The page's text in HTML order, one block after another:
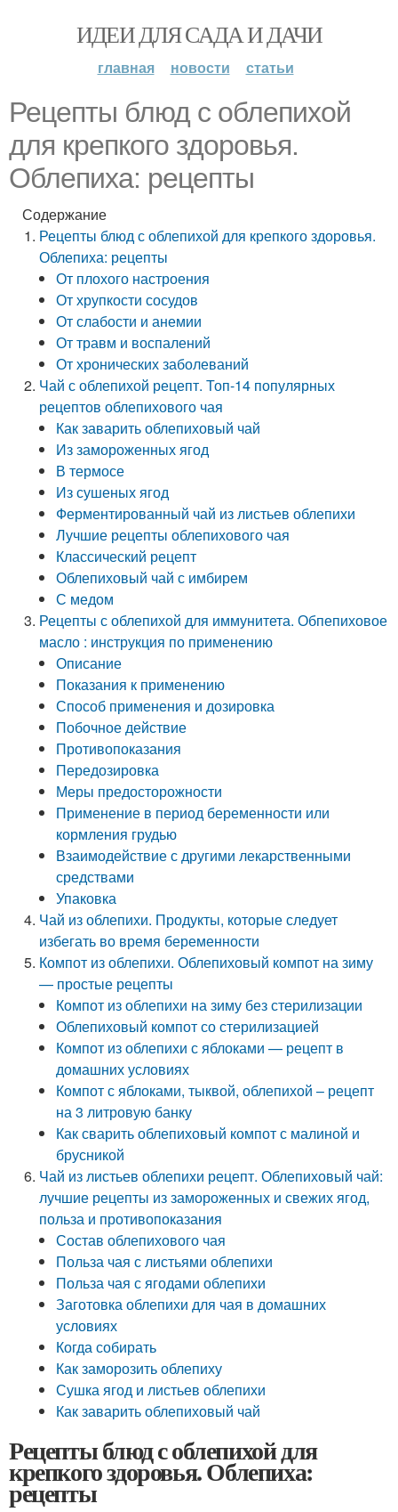
ИДЕИ ДЛЯ САДА И ДАЧИ
главная новости статьи
Рецепты блюд с облепихой
для крепкого здоровья.
Облепиха: рецепты
Содержание
Рецепты блюд с облепихой для крепкого здоровья.
Облепиха: рецепты
От плохого настроения
От хрупкости сосудов
От слабости и анемии
От травм и воспалений
От хронических заболеваний
Чай с облепихой рецепт. Топ-14 популярных
рецептов облепихового чая
Как заварить облепиховый чай
Из замороженных ягод
В термосе
Из сушеных ягод
Ферментированный чай из листьев облепихи
Лучшие рецепты облепихового чая
Классический рецепт
Облепиховый чай с имбирем
С медом
Рецепты с облепихой для иммунитета. Обпепиховое
масло : инструкция по применению
Описание
Показания к применению
Способ применения и дозировка
Побочное действие
Противопоказания
Передозировка
Меры предосторожности
Применение в период беременности или
кормления грудью
Взаимодействие с другими лекарственными
средствами
Упаковка
Чай из облепихи. Продукты, которые следует
избегать во время беременности
Компот из облепихи. Облепиховый компот на зиму
— простые рецепты
Компот из облепихи на зиму без стерилизации
Облепиховый компот со стерилизацией
Компот из облепихи с яблоками — рецепт в
домашних условиях
Компот с яблоками, тыквой, облепихой – рецепт
на 3 литровую банку
Как сварить облепиховый компот с малиной и
брусникой
Чай из листьев облепихи рецепт. Облепиховый чай:
лучшие рецепты из замороженных и свежих ягод,
польза и противопоказания
Состав облепихового чая
Польза чая с листьями облепихи
Польза чая с ягодами облепихи
Заготовка облепихи для чая в домашних
условиях
Когда собирать
Как заморозить облепиху
Сушка ягод и листьев облепихи
Как заварить облепиховый чай
Рецепты блюд с облепихой для
крепкого здоровья. Облепиха:
рецепты